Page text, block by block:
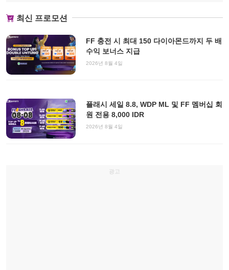
최신 프로모션
FF 충전 시 최대 150 다이아몬드까지 두 배
수익 보너스 지급
2026년 8월 4일
플래시 세일 8.8, WDP ML 및 FF 멤버십 회
원 전용 8,000 IDR
2026년 8월 4일
광고